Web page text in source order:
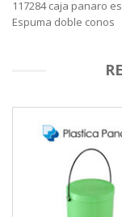
117284 caja panaro
Espuma doble conos